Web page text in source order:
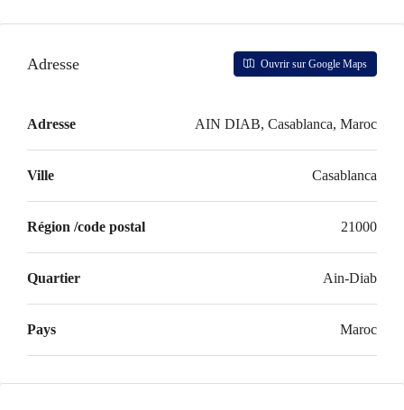
Adresse Ouvrir sur Google Maps
Adresse AIN DIAB, Casablanca, Maroc
Ville Casablanca
Région /code postal 21000
Quartier Ain-Diab
Pays Maroc